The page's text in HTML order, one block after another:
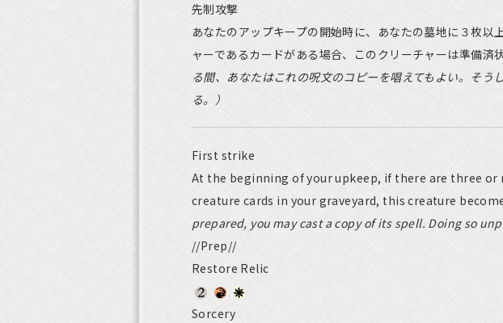
先制攻撃
あなたのアップキープの開始時に、あなたの墓地に３枚以
ャーであるカードがある場合、このクリーチャーは準備済
る間、あなたはこれの呪文のコピーを唱えてもよい。そう
る。）
First strike
At the beginning of your upkeep, if there are three
creature cards in your graveyard, this creature
prepared, you may cast a copy of its spell. Doing so
//Prep//
Restore Relic
Sorcery